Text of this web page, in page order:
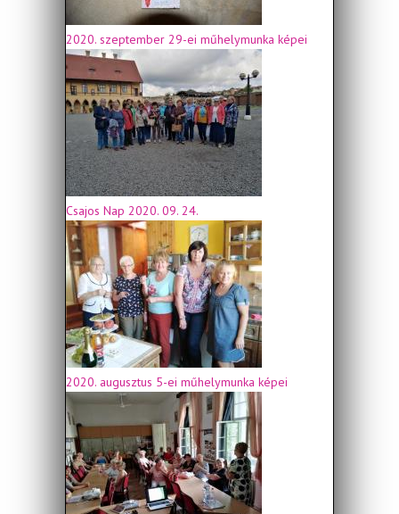
2020. szeptember 29-ei műhelymunka képei
Csajos Nap 2020. 09. 24.
2020. augusztus 5-ei műhelymunka képei